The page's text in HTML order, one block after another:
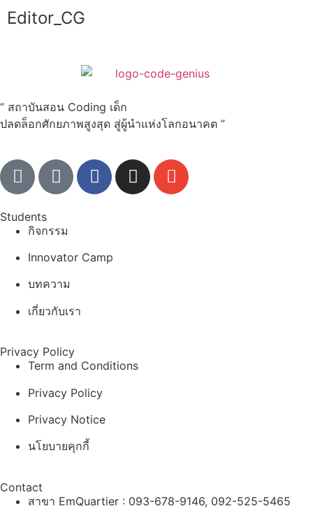
Editor_CG
“ สถาบันสอน Coding เด็ก
ปลดล็อกศักยภาพสูงสุด สู่ผู้นำแห่งโลกอนาคต ”
Students
กิจกรรม
Innovator Camp
บทความ
เกี่ยวกับเรา
Privacy Policy
Term and Conditions
Privacy Policy
Privacy Notice
นโยบายคุกกี้
Contact
สาขา EmQuartier : 093-678-9146, 092-525-5465